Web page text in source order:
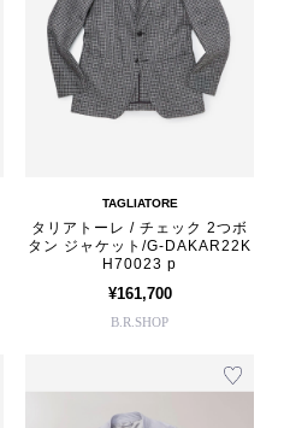
TAGLIATORE
タリアトーレ / チェック 2つボ
タン ジャケット/G-DAKAR22K
H70023 p
¥161,700
B.R.SHOP